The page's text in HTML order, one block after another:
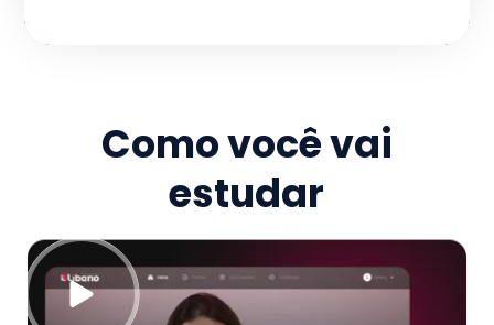
Como você vai
estudar